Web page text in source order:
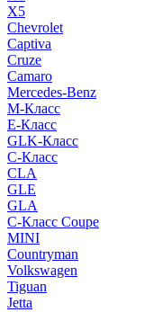
X5
Chevrolet
Captiva
Cruze
Camaro
Mercedes-Benz
M-Класс
E-Класс
GLK-Класс
C-Класс
CLA
GLE
GLA
C-Класс Coupe
MINI
Countryman
Volkswagen
Tiguan
Jetta